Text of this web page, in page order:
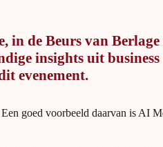
de Beurs van
insights uit business
evenement.
goed voorbeeld daarvan is AI